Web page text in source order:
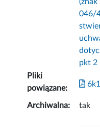
046/
pkt 2
Pliki
powiązane:
Archiwalna: tak